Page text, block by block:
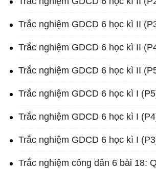
Trắc nghiệm GDCD 6 học kì II
Trắc nghiệm GDCD 6 học kì II
Trắc nghiệm GDCD 6 học kì II
Trắc nghiệm GDCD 6 học kì I
Trắc nghiệm GDCD 6 học kì I
Trắc nghiệm GDCD 6 học kì I
Trắc nghiệm công dân 6 bài 18: